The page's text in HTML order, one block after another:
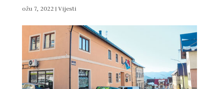
ožu 7, 2022| Vijesti